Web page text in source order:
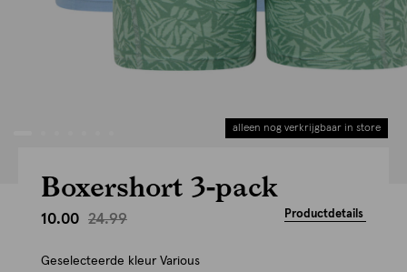
alleen nog verkrijgbaar in store
Boxershort 3-pack
10.00 24.99 Productdetails
Geselecteerde kleur Various